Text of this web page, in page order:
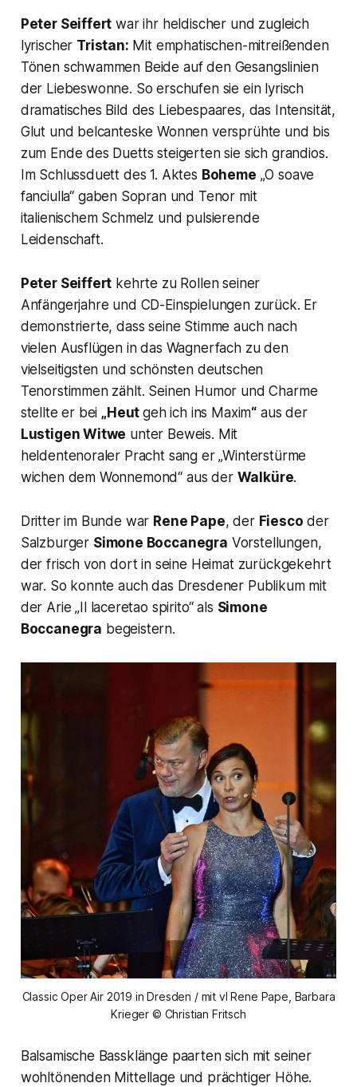
Peter Seiffert war ihr heldischer und zugleich
lyrischer Tristan: Mit emphatischen-mitreißenden
Tönen schwammen Beide auf den Gesangslinien
der Liebeswonne. So erschufen sie ein lyrisch
dramatisches Bild des Liebespaares, das Intensität,
Glut und belcanteske Wonnen versprühte und bis
zum Ende des Duetts steigerten sie sich grandios.
Im Schlussduett des 1. Aktes Boheme „O soave
fanciulla“ gaben Sopran und Tenor mit
italienischem Schmelz und pulsierende
Leidenschaft.
Peter Seiffert kehrte zu Rollen seiner
Anfängerjahre und CD-Einspielungen zurück. Er
demonstrierte, dass seine Stimme auch nach
vielen Ausflügen in das Wagnerfach zu den
vielseitigsten und schönsten deutschen
Tenorstimmen zählt. Seinen Humor und Charme
stellte er bei „Heutgeh ich ins Maxim“ aus der
Lustigen Witwe unter Beweis. Mit
heldentenoraler Pracht sang er„Winterstürme
wichen dem Wonnemond“ aus der Walküre.
Dritter im Bunde war Rene Pape, der Fiesco der
Salzburger Simone Boccanegra Vorstellungen,
der frisch von dort in seine Heimat zurückgekehrt
war. So konnte auch das Dresdener Publikum mit
der Arie„Il laceretao spirito“als Simone
Boccanegra begeistern.
Classic Oper Air 2019 in Dresden / mit vl Rene Pape, Barbara
Krieger © Christian Fritsch
Balsamische Bassklänge paarten sich mit seiner
wohltönenden Mittellage und prächtiger Höhe.